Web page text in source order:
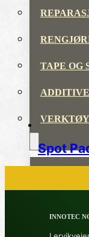
TAPE OG
Spot
INNOTEC